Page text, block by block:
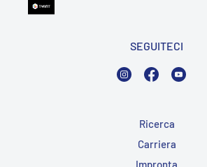
SEGUITECI
InstagramFacebook
Ricerca
Carriera
Impronta